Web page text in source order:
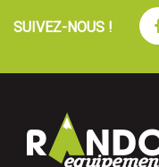
SUIVEZ-NOUS !